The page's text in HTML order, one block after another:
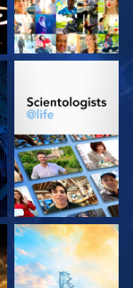
VERKEN DE SERIE
VERKEN DE SERIE